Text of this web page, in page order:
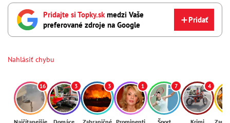
Pridajte si Topky.skmedzi Vaše
preferované zdroje na Google
Pridať
Nahlásiť chybu
16 3 3 1 7 4